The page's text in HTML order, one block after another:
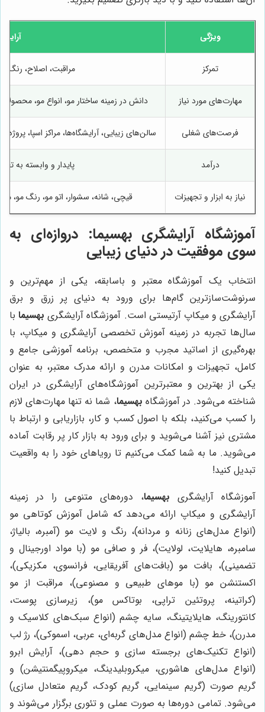
ویژگی
تمرکز مراقبت، اصلاح،
مهارت‌های مورد نیاز دانش در زمینه ساختار مو، انواع مو،
فرصت‌های شغلی سالن‌های زیبایی، آرایشگاه‌ها، مراکز اسپا،
درآمد پایدار و وابسته به
نیاز به ابزار و تجهیزات قیچی، شانه، سشوار، اتو مو، رنگ مو،
آموزشگاه آرایشگریبهسیما: دروازه‌ای به
سوی موفقیت در دنیای زیبایی
انتخاب یک آموزشگاه معتبر و باسابقه، یکی از مهم‌ترین و
سرنوشت‌سازترین گام‌ها برای ورود به دنیای پر زرق و برق
آرایشگری و میکاپ آرتیستی است. آموزشگاه آرایشگری بهسیمابا
سال‌ها تجربه در زمینه آموزش تخصصی آرایشگری و میکاپ، با
بهره‌گیری از اساتید مجرب و متخصص، برنامه آموزشی جامع و
کامل، تجهیزات و امکانات مدرن و ارائه مدرک معتبر، به عنوان
یکی از بهترین و معتبرترین آموزشگاه‌های آرایشگری در ایران
شناخته می‌شود. در آموزشگاه بهسیما، شما نه تنها مهارت‌های لازم
را کسب می‌کنید، بلکه با اصول کسب و کار، بازاریابی و ارتباط با
مشتری نیز آشنا می‌شوید و برای ورود به بازار کار پر رقابت آماده
می‌شوید. ما به شما کمک می‌کنیم تا رویاهای خود را به واقعیت
تبدیل کنید!
آموزشگاه آرایشگری بهسیما، دوره‌های متنوعی را در زمینه
آرایشگری و میکاپ ارائه می‌دهد که شامل آموزش کوتاهی مو
(انواع مدل‌های زنانه و مردانه)، رنگ و لایت مو (آمبره، بالیاژ،
سامبره، هایلایت، لولایت)، فر و صافی مو (با مواد اورجینال و
تضمینی)، بافت مو (بافت‌های آفریقایی، فرانسوی، مکزیکی)،
اکستنشن مو (با موهای طبیعی و مصنوعی)، مراقبت از مو
(کراتینه، پروتئین تراپی، بوتاکس مو)، زیرسازی پوست،
کانتورینگ، هایلایتینگ، سایه چشم (انواع سبک‌های کلاسیک و
مدرن)، خط چشم (انواع مدل‌های گربه‌ای، عربی، اسموکی)، رژ لب
(انواع تکنیک‌های برجسته سازی و حجم دهی)، آرایش ابرو
(انواع مدل‌های هاشوری، میکروبلیدینگ، میکروپیگمنتیشن) و
گریم صورت (گریم سینمایی، گریم کودک، گریم متعادل سازی)
می‌شود. تمامی دوره‌ها به صورت عملی و تئوری برگزار می‌شوند و